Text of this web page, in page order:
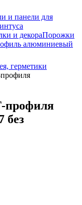
и панели для
и декораПорожки
алюминиевый
герметики
профиля
без